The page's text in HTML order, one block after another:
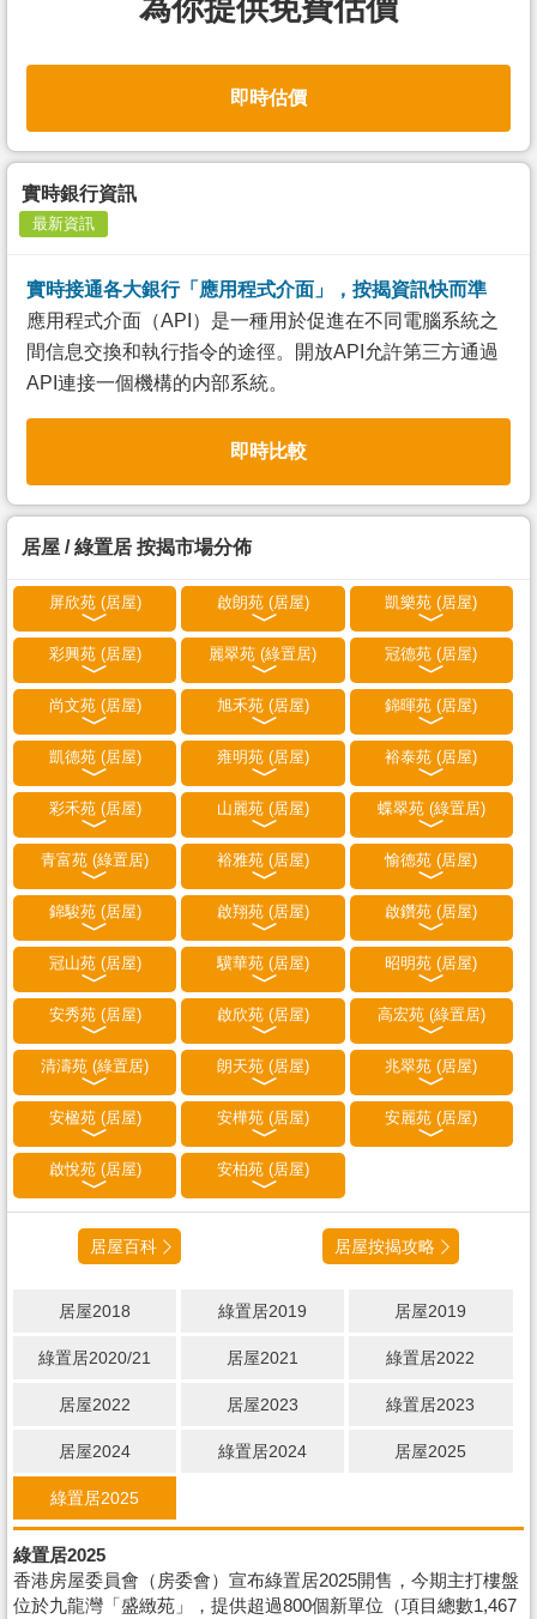
為你提供免費估價
即時估價
實時銀行資訊
最新資訊
實時接通各大銀行「應用程式介面」，按揭資訊快而準
應用程式介面（API）是一種用於促進在不同電腦系統之
間信息交換和執行指令的途徑。開放API允許第三方通過
API連接一個機構的内部系統。
即時比較
居屋 / 綠置居 按揭市場分佈
屏欣苑 (居屋) 啟朗苑 (居屋) 凱樂苑 (居屋)
彩興苑 (居屋) 麗翠苑 (綠置居) 冠德苑 (居屋)
尚文苑 (居屋) 旭禾苑 (居屋) 錦暉苑 (居屋)
凱德苑 (居屋) 雍明苑 (居屋) 裕泰苑 (居屋)
彩禾苑 (居屋) 山麗苑 (居屋) 蝶翠苑 (綠置居)
青富苑 (綠置居) 裕雅苑 (居屋) 愉德苑 (居屋)
錦駿苑 (居屋) 啟翔苑 (居屋) 啟鑽苑 (居屋)
冠山苑 (居屋) 驥華苑 (居屋) 昭明苑 (居屋)
安秀苑 (居屋) 啟欣苑 (居屋) 高宏苑 (綠置居)
清濤苑 (綠置居) 朗天苑 (居屋) 兆翠苑 (居屋)
安楹苑 (居屋) 安樺苑 (居屋) 安麗苑 (居屋)
啟悅苑 (居屋) 安柏苑 (居屋)
居屋百科 居屋按揭攻略
居屋2018 綠置居2019 居屋2019
綠置居2020/21 居屋2021 綠置居2022
居屋2022 居屋2023 綠置居2023
居屋2024 綠置居2024 居屋2025
綠置居2025
綠置居2025
香港房屋委員會（房委會）宣布綠置居2025開售，今期主打樓盤
位於九龍灣「盛緻苑」，提供超過800個新單位（項目總數1,467